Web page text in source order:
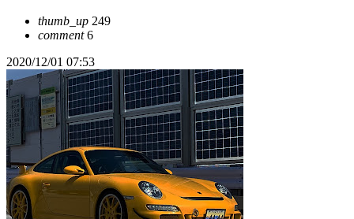
thumb_up 249
comment6
2020/12/01 07:53